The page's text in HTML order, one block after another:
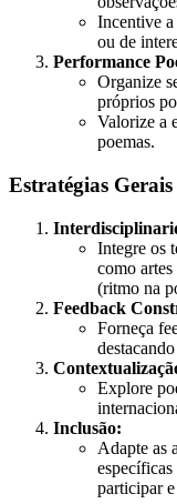
Incentive a
ou de
Performance
Organize
próprios
Valorize a
poemas.
Estratégias Gerais
Integre os
como
(ritmo na
Feedback
Forneça
Explore
Inclusão:
Adapte as
participar